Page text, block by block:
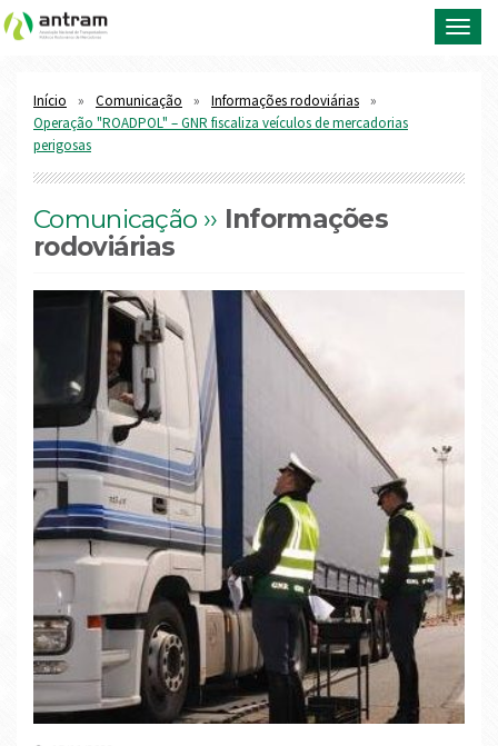
Início Comunicação
Informações rodoviárias
Operação "ROADPOL" – GNR fiscaliza veículos de mercadorias
perigosas
Comunicação ›› Informações
rodoviárias